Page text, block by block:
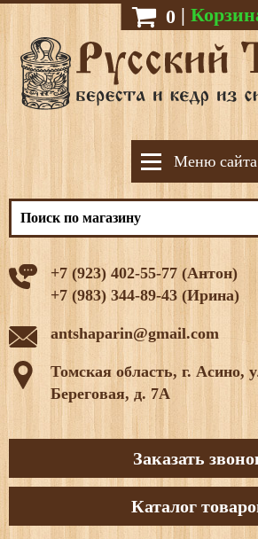
0 |
Меню сайта
+7 (923) 402-55-77 (Антон)
+7 (983) 344-89-43 (Ирина)
antshaparin@gmail.com
Томская область, г. Асино,
Береговая, д. 7А
Заказать
Каталог